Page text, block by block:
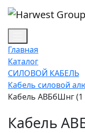
Главная
Каталог
СИЛОВОЙ КАБЕЛЬ
Кабель силовой
Кабель АВБбШнг (1
Кабель